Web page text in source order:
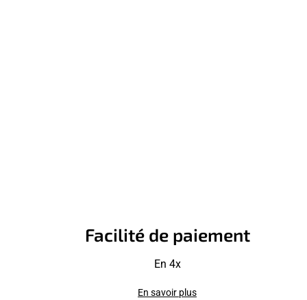
Facilité de paiement
En 4x
En savoir plus